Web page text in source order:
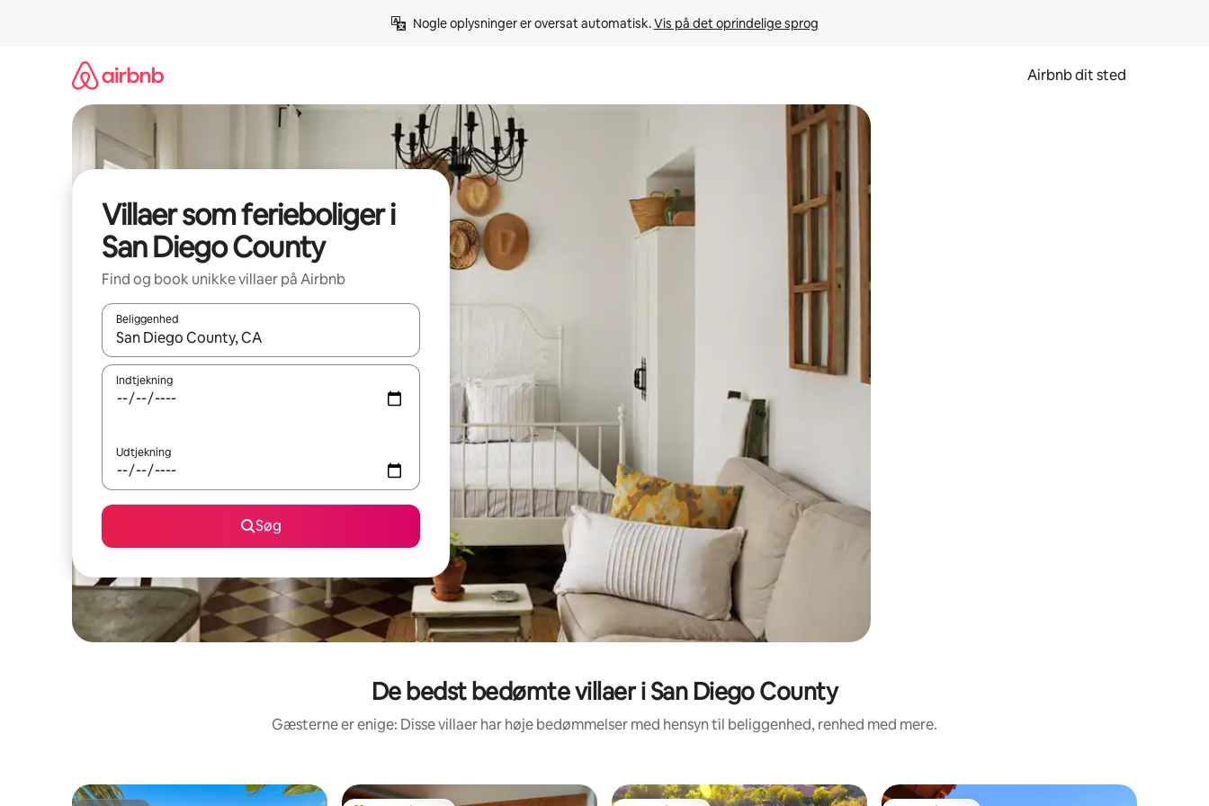
Nogle oplysninger er oversat automatisk. Vis på det oprindelige sprog
Airbnb dit sted
Villaer som ferieboliger i
San Diego County
Find og book unikke villaer på Airbnb
Beliggenhed
Når resultaterne er tilgængelige, skal du navigere med piletasterne op og ned eller se mere ved at trykke eller stryge.
Indtjekning
Udtjekning
Søg
De bedst bedømte villaer i San Diego County
Gæsterne er enige: Disse villaer har høje bedømmelser med hensyn til beliggenhed, renhed med mere.